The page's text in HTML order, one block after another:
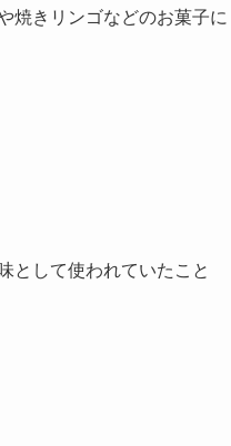
焼きリンゴなどのお菓子に
として使われていたこと